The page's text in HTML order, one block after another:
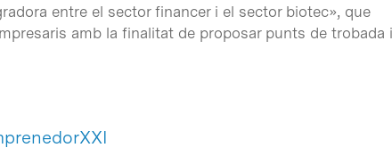
entre el sector financer i el sector biotec», que
amb la finalitat de proposar punts de trobada i